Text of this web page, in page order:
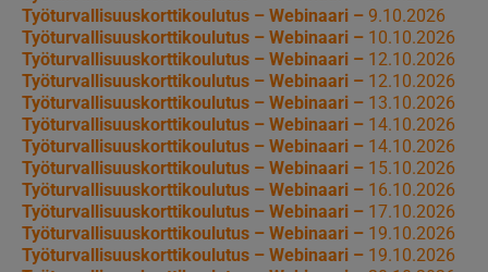
Työturvallisuuskorttikoulutus – Webinaari – 9.10.2026
Työturvallisuuskorttikoulutus – Webinaari – 10.10.2026
Työturvallisuuskorttikoulutus – Webinaari – 12.10.2026
Työturvallisuuskorttikoulutus – Webinaari – 12.10.2026
Työturvallisuuskorttikoulutus – Webinaari – 13.10.2026
Työturvallisuuskorttikoulutus – Webinaari – 14.10.2026
Työturvallisuuskorttikoulutus – Webinaari – 14.10.2026
Työturvallisuuskorttikoulutus – Webinaari – 15.10.2026
Työturvallisuuskorttikoulutus – Webinaari – 16.10.2026
Työturvallisuuskorttikoulutus – Webinaari – 17.10.2026
Työturvallisuuskorttikoulutus – Webinaari – 19.10.2026
Työturvallisuuskorttikoulutus – Webinaari – 19.10.2026